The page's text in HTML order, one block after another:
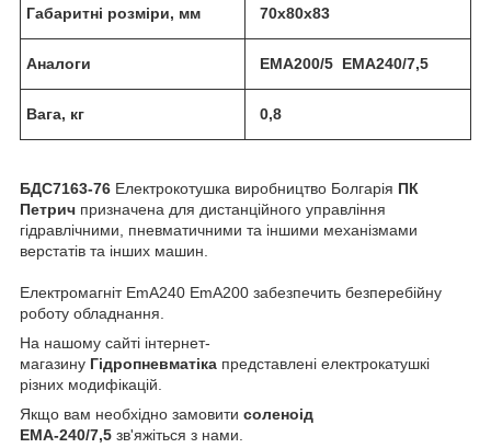
Габаритні розміри, мм 70х80х83
Аналоги ЕМА200/5 ЕМА240/7,5
Вага, кг 0,8
БДС7163-76 Електрокотушка виробництво Болгарія ПК
Петрич призначена для дистанційного управління
гідравлічними, пневматичними та іншими механізмами
верстатів та інших машин.
Електромагніт EmA240 EmA200 забезпечить безперебійну
роботу обладнання.
На нашому сайті інтернет-
магазину Гідропневматіка представлені електрокатушкі
різних модифікацій.
Якщо вам необхідно замовити соленоід
ЕМА-240/7,5 зв'яжіться з нами.